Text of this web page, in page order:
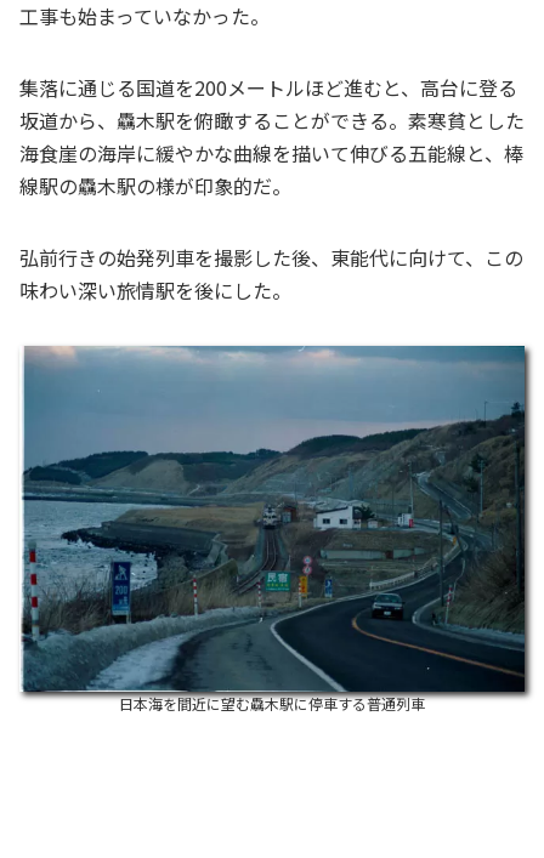
工事も始まっていなかった。
集落に通じる国道を200メートルほど進むと、高台に登る
坂道から、驫木駅を俯瞰することができる。素寒貧とした
海食崖の海岸に緩やかな曲線を描いて伸びる五能線と、棒
線駅の驫木駅の様が印象的だ。
弘前行きの始発列車を撮影した後、東能代に向けて、この
味わい深い旅情駅を後にした。
日本海を間近に望む驫木駅に停車する普通列車